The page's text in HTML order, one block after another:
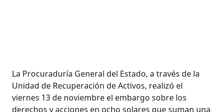
La Procuraduría General del Estado, a través de la
Unidad de Recuperación de Activos, realizó el
viernes 13 de noviembre el embargo sobre los
derechos y acciones en ocho solares que suman una